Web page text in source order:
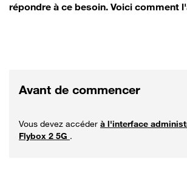
répondre à ce besoin. Voici comment
Avant de commencer
Vous devez accéder à l'interface
Flybox 2 5G .